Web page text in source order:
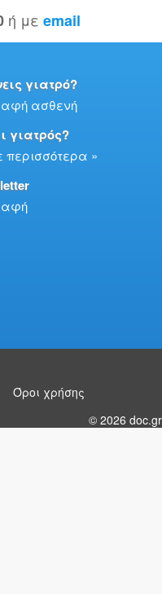
ή με email
γιατρό?
ασθενή
γιατρός?
»
Όροι χρήσης
© 2026 doc.gr